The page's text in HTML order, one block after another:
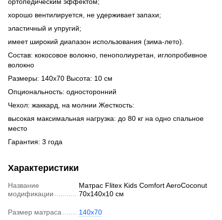
хорошо вентилируется, не удерживает запахи;
эластичный и упругий;
имеет широкий диапазон использования (зима-лето).
Состав: кокосовое волокно, пенополиуретан, иглопробивное
волокно
Размеры: 140х70 Высота: 10 см
Опциональность: односторонний
Чехол: жаккард, на молнии Жесткость:
высокая максимальная нагрузка: до 80 кг на одно спальное
место
Гарантия: 3 года
Характеристики
Название
модификации
Матрас Flitex Kids Comfort AeroCoconut
70х140х10 см
Размер матраса 140х70